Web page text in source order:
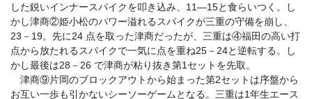
した鋭いインナースパイクを叩き込み、11―15と食らいつく。し
かし津商②姫小松のパワー溢れるスパイクが三重の守備を崩し、
23－19。先に24 点を取った津商だったが、三重は④福田の高い打
点から放たれるスパイクで一気に点を重ね25－24と逆転する。し
かし最後は28－26 で津商が粘り抜き第1セットを先取。
津商⑨片岡のブロックアウトから始まった第2セットは序盤から
お互い一歩も引かないシーソーゲームとなる。三重は1年生エース